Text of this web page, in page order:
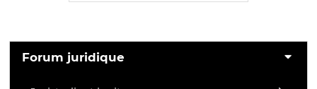
Forum juridique